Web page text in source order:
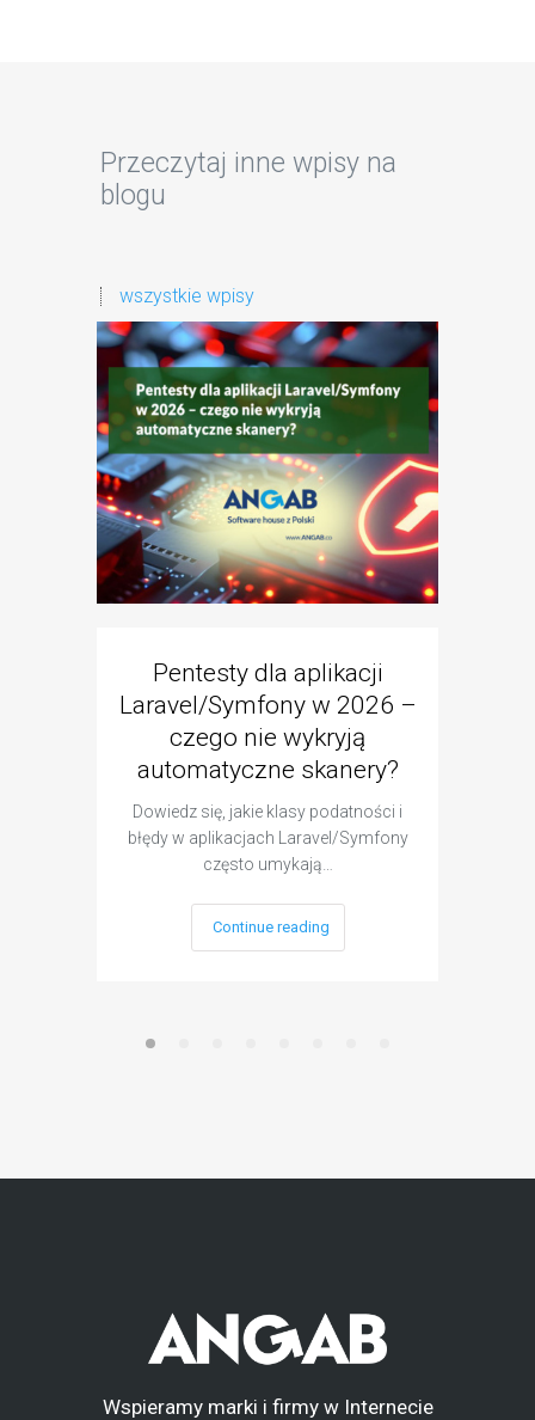
Przeczytaj inne wpisy na
blogu
wszystkie wpisy
Pentesty dla aplikacji
Laravel/Symfony w 2026 –
czego nie wykryją
automatyczne skanery?
Dowiedz się, jakie klasy podatności i
błędy w aplikacjach Laravel/Symfony
często umykają…
Continue reading
Wspieramy marki i firmy w Internecie